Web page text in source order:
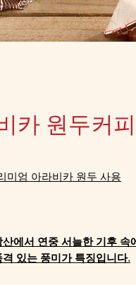
카 원두커피
미엄 아라비카 원두 사용
에서 연중 서늘한 기후
있는 풍미가 특징입니다.